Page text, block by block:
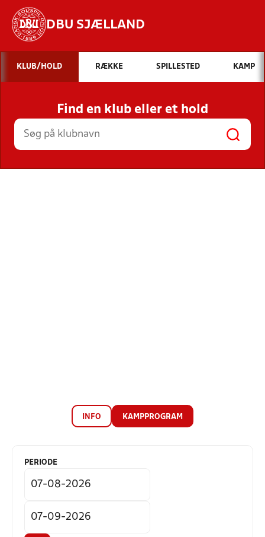
DBU SJÆLLAND
Hvad vil du søge efter?
INDHOLD OG NYHEDER
STILLINGER, RESULTATER, KLUBBER OG
HOLD
KLUB/HOLD RÆKKE SPILLESTED KAMP
Find en klub eller et hold
INFO KAMPPROGRAM
PERIODE